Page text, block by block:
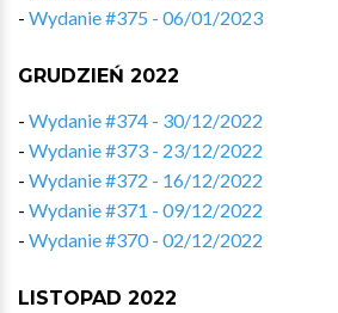
- Wydanie #375 - 06/01/2023
GRUDZIEŃ 2022
- Wydanie #374 - 30/12/2022
- Wydanie #373 - 23/12/2022
- Wydanie #372 - 16/12/2022
- Wydanie #371 - 09/12/2022
- Wydanie #370 - 02/12/2022
LISTOPAD 2022